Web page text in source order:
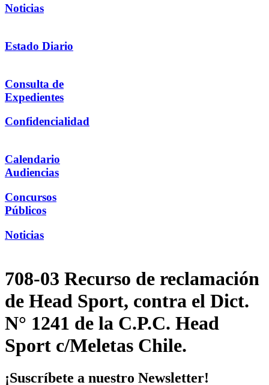
Noticias
Estado Diario
Consulta de
Expedientes
Confidencialidad
Calendario
Audiencias
Concursos
Públicos
Noticias
708-03 Recurso de reclamación
de Head Sport, contra el Dict.
N° 1241 de la C.P.C. Head
Sport c/Meletas Chile.
¡Suscríbete a nuestro Newsletter!